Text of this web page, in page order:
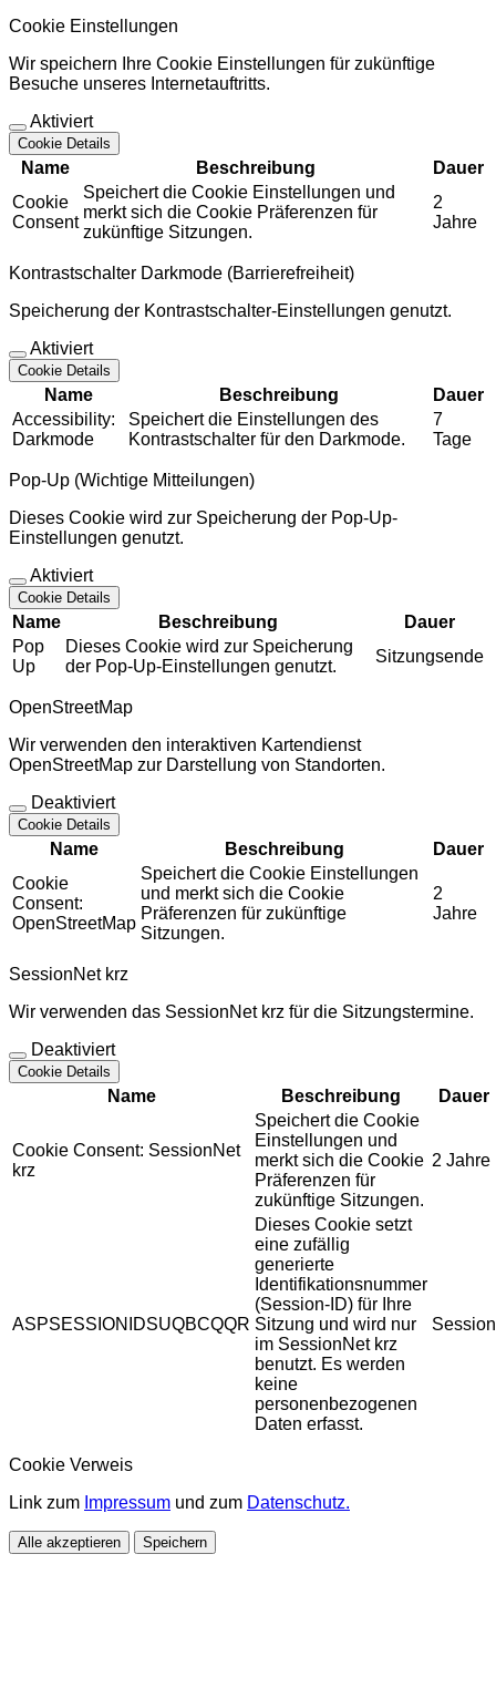
Cookie Einstellungen
Wir speichern Ihre Cookie Einstellungen für zukünftige
Besuche unseres Internetauftritts.
Aktiviert
Cookie Details
Name Beschreibung
Dauer
Cookie
Consent
Speichert die Cookie Einstellungen und
merkt sich die Cookie Präferenzen für
zukünftige Sitzungen.
2
Jahre
Kontrastschalter Darkmode (Barrierefreiheit)
Speicherung der Kontrastschalter-Einstellungen genutzt.
Aktiviert
Cookie Details
Name Beschreibung
Dauer
Accessibility:
Darkmode
Speichert die Einstellungen des
Kontrastschalter für den Darkmode.
7
Tage
Pop-Up (Wichtige Mitteilungen)
Dieses Cookie wird zur Speicherung der Pop-Up-
Einstellungen genutzt.
Aktiviert
Cookie Details
Name Beschreibung
Dauer
Pop
Up
Dieses Cookie wird zur Speicherung
der Pop-Up-Einstellungen genutzt.
Sitzungsende
OpenStreetMap
Wir verwenden den interaktiven Kartendienst
OpenStreetMap zur Darstellung von Standorten.
Deaktiviert
Cookie Details
Name Beschreibung
Dauer
Cookie
Consent:
OpenStreetMap
Speichert die Cookie Einstellungen
und merkt sich die Cookie
Präferenzen für zukünftige
Sitzungen.
2
Jahre
SessionNet krz
Wir verwenden das SessionNet krz für die Sitzungstermine.
Deaktiviert
Cookie Details
Name Beschreibung Dauer
Cookie Consent: SessionNet
krz
Speichert die Cookie
Einstellungen und
merkt sich die Cookie
Präferenzen für
zukünftige Sitzungen.
2 Jahre
ASPSESSIONIDSUQBCQQR
Dieses Cookie setzt
eine zufällig
generierte
Identifikationsnummer
(Session-ID) für Ihre
Sitzung und wird nur
im SessionNet krz
benutzt. Es werden
keine
personenbezogenen
Daten erfasst.
Session
Cookie Verweis
Link zum Impressum und zum Datenschutz.
Alle akzeptieren Speichern